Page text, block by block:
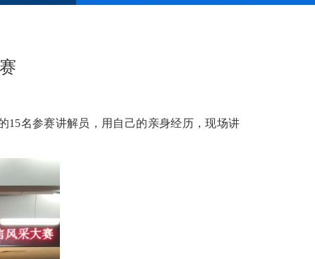
15名参赛讲解员，用自己的亲身经历，现场讲